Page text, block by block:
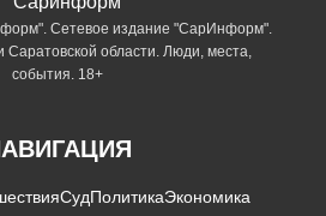
Сетевое издание "СарИнформ".
Саратовской области. Люди, места,
события. 18+
СудПолитикаЭкономика